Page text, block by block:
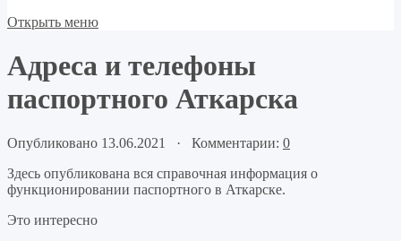
Открыть меню
Адреса и телефоны
паспортного Аткарска
Опубликовано 13.06.2021 · Комментарии: 0
Здесь опубликована вся справочная информация о
функционировании паспортного в Аткарске.
Это интересно